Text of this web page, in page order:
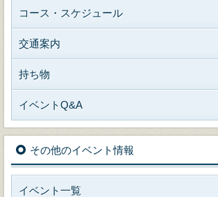
コース・スケジュール
交通案内
持ち物
イベントQ&A
その他のイベント情報
イベント一覧